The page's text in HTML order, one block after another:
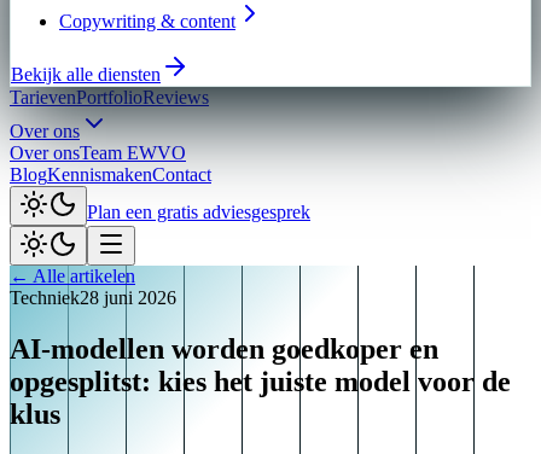
Copywriting & content
Bekijk alle diensten
TarievenPortfolioReviews
Over ons
Over onsTeam EWVO
BlogKennismakenContact
Plan een gratis adviesgesprek
← Alle artikelen
Techniek28 juni 2026
AI-modellen worden goedkoper en
opgesplitst: kies het juiste model voor de
klus